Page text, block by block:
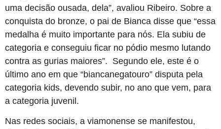
uma decisão ousada, dela”, avaliou Ribeiro. Sobre a
conquista do bronze, o pai de Bianca disse que “essa
medalha é muito importante para nós. Ela subiu de
categoria e conseguiu ficar no pódio mesmo lutando
contra as gurias maiores”. Segundo ele, este é o
último ano em que “biancanegatouro” disputa pela
categoria kids, devendo subir, no ano que vem, para
a categoria juvenil.
Nas redes sociais, a viamonense se manifestou,